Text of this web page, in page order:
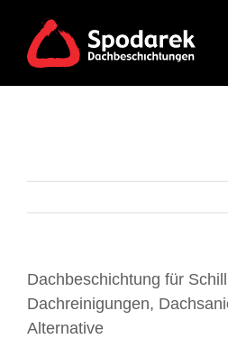
content
Dachbeschichtung für
Dachreinigungen,
Alternative